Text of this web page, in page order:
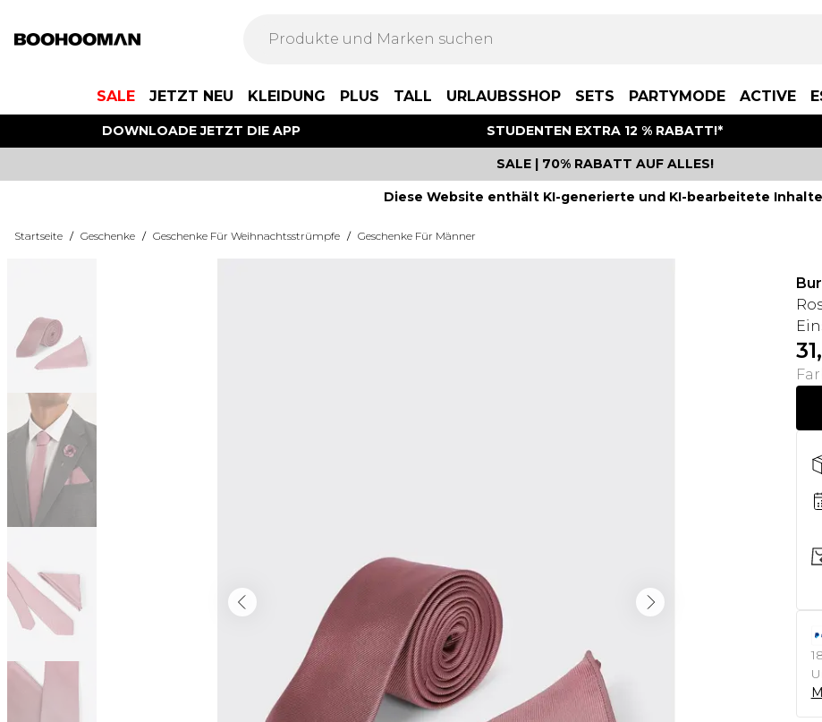
SALE JETZT NEU KLEIDUNG PLUS TALL URLAUBSSHOP SETS PARTYMODE ACTIVE
DOWNLOADE JETZT DIE APP STUDENTEN EXTRA 12 % RABATT!*
SALE | 70% RABATT AUF ALLES!
Diese Website enthält KI-generierte und KI-bearbeitete
Startseite / Geschenke / Geschenke Für Weihnachtsstrümpfe / Geschenke Für Männer